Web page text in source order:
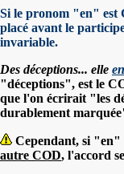
Si le pronom "en" est
placé avant le
invariable.
Des déceptions... elle en
"déceptions", est le
que l'on écrirait "les
durablement
Cependant, si "en"
autre COD, l'accord